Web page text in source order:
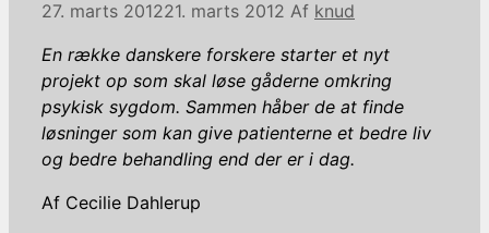
27. marts 201221. marts 2012 Af knud
En række danskere forskere starter et nyt
projekt op som skal løse gåderne omkring
psykisk sygdom. Sammen håber de at finde
løsninger som kan give patienterne et bedre liv
og bedre behandling end der er i dag.
Af Cecilie Dahlerup